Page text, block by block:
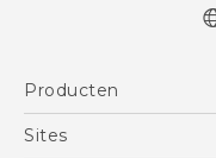
Nederlands
Producten
Telefoons
Sites